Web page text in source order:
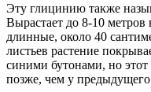
Эту глицинию также
Вырастает до 8-10 метров
длинные, около 40
листьев растение
синими бутонами, но этот
позже, чем у